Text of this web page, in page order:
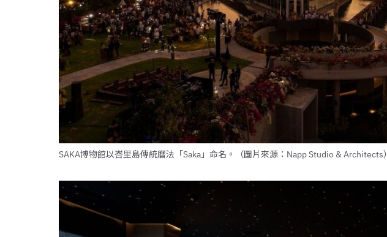
SAKA博物館以峇里島傳統曆法「Saka」命名。（圖片來源：Napp Studio & Architects）